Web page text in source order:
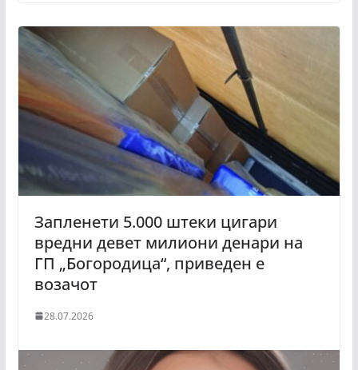
Запленети 5.000 штеки цигари
вредни девет милиони денари на
ГП „Богородица“, приведен е
возачот
28.07.2026